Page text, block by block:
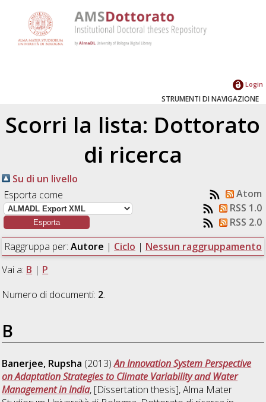
Login
STRUMENTI DI NAVIGAZIONE
Scorri la lista: Dottorato
di ricerca
Su di un livello
Esporta come
Atom
RSS 1.0
RSS 2.0
Raggruppa per: Autore | Ciclo | Nessun raggruppamento
Vai a: B | P
Numero di documenti: 2.
B
Banerjee, Rupsha (2013)An Innovation System Perspective
on Adaptation Strategies to Climate Variability and Water
Management in India, [Dissertation thesis], Alma Mater